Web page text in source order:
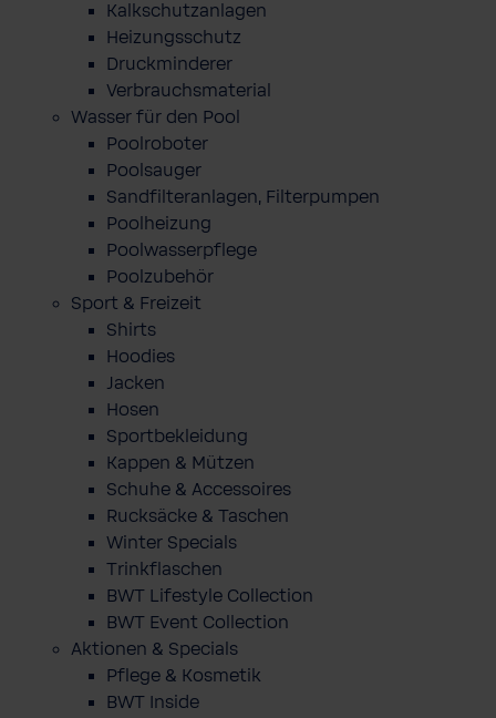
Kalkschutzanlagen
Heizungsschutz
Druckminderer
Verbrauchsmaterial
Wasser für den Pool
Poolroboter
Poolsauger
Sandfilteranlagen, Filterpumpen
Poolheizung
Poolwasserpflege
Poolzubehör
Sport & Freizeit
Shirts
Hoodies
Jacken
Hosen
Sportbekleidung
Kappen & Mützen
Schuhe & Accessoires
Rucksäcke & Taschen
Winter Specials
Trinkflaschen
BWT Lifestyle Collection
BWT Event Collection
Aktionen & Specials
Pflege & Kosmetik
BWT Inside